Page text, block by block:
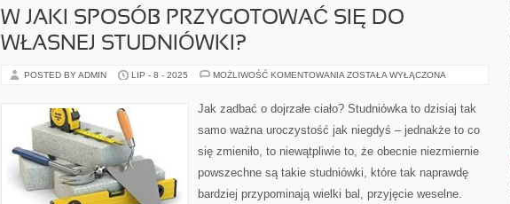
W JAKI SPOSÓB PRZYGOTOWAĆ SIĘ DO
WŁASNEJ STUDNIÓWKI?
POSTED BY ADMIN LIP - 8 - 2025 MOŻLIWOŚĆ KOMENTOWANIA W
PRZYGOTOWAĆ
SIĘ
WŁASNEJ
ZOSTAŁA WYŁĄCZONA
Jak zadbać o dojrzałe ciało? Studniówka to dzisiaj tak
samo ważna uroczystość jak niegdyś – jednakże to co
się zmieniło, to niewątpliwie to, że obecnie niezmiernie
powszechne są takie studniówki, które tak naprawdę
bardziej przypominają wielki bal, przyjęcie weselne.